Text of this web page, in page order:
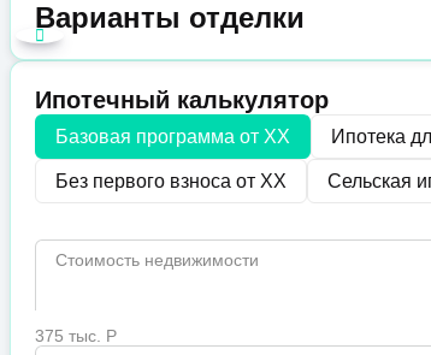
Варианты отделки
Ипотечный калькулятор
Базовая программа от XX Ипотека
Без первого взноса от XX Сельская
Стоимость недвижимости
375 тыс. Р